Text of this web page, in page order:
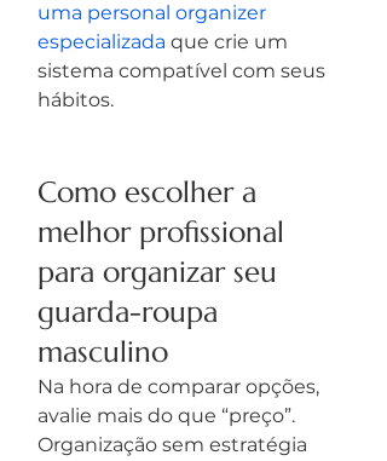
uma personal organizer
especializada que crie um
sistema compatível com seus
hábitos.
Como escolher a
melhor profissional
para organizar seu
guarda-roupa
masculino
Na hora de comparar opções,
avalie mais do que “preço”.
Organização sem estratégia